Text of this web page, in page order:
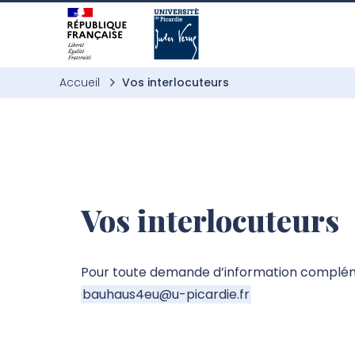
Aller à l’entête de page
Aller au menu principale
Aller au contenu principal
Aller à la recherche
Passer aux cookies
Aller au pied de page
Accueil Vos interlocuteurs
Vos interlocuteurs
Pour toute demande d’information
bauhaus4eu@u-picardie.fr